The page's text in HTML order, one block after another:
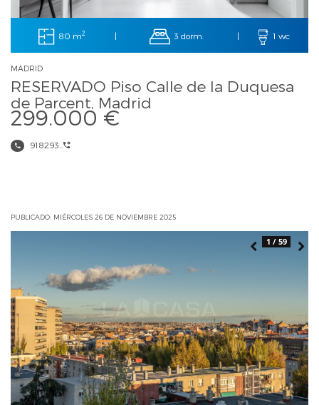
80 m2 | 3 dorm. | 1 wc
MADRID
RESERVADO Piso Calle de la Duquesa
de Parcent, Madrid
299.000 €
918293...
PUBLICADO: MIÉRCOLES 26 DE NOVIEMBRE 2025
1 / 59